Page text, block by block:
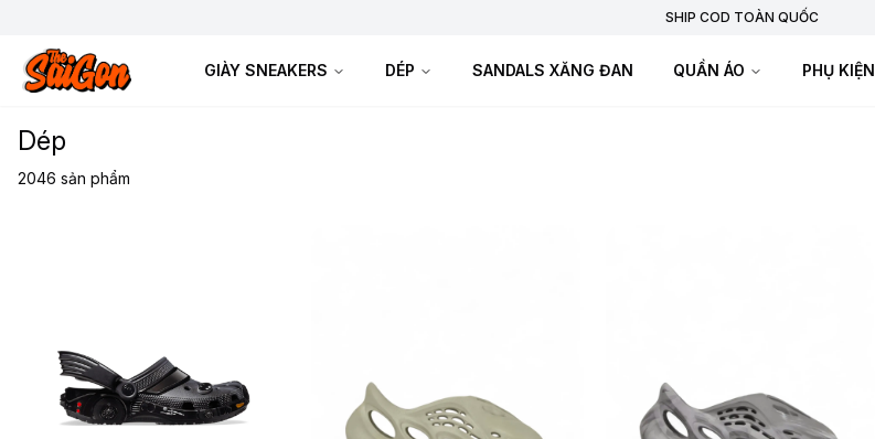
SHIP COD TOÀN QUỐC
GIÀY SNEAKERS DÉP SANDALS XĂNG ĐAN QUẦN ÁO PHỤ KIỆN
Dép
2046 sản phẩm